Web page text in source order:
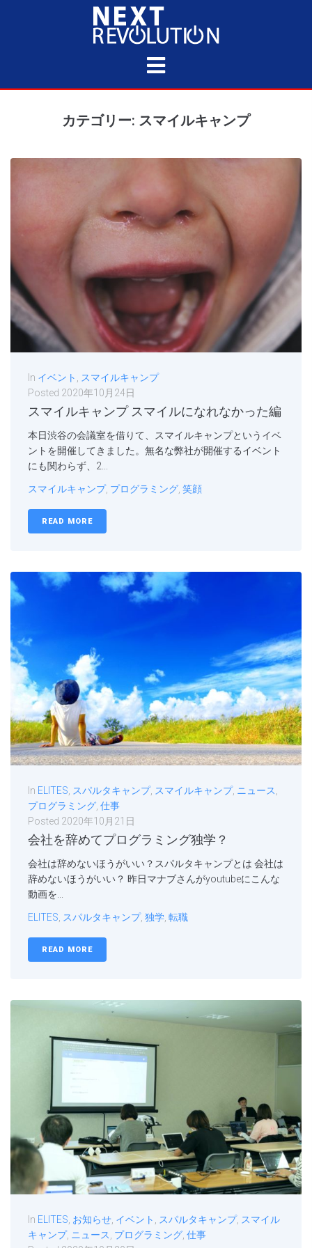
カテゴリー: スマイルキャンプ
In イベント
スマイルキャンプ
Posted 2020年10月24日
スマイルキャンプ スマイルになれなかった編
本日渋谷の会議室を借りて、スマイルキャンプというイベ
ントを開催してきました。無名な弊社が開催するイベント
にも関わらず、2...
スマイルキャンプ, プログラミング 笑顔
READ MORE
In ELITES, スパルタキャンプ, スマイルキャンプ, ニュース,
プログラミング, 仕事
Posted 2020年10月21日
会社を辞めてプログラミング独学？
会社は辞めないほうがいい？スパルタキャンプとは 会社は
辞めないほうがいい？ 昨日マナブさんがyoutubeにこんな
動画を...
ELITES, スパルタキャンプ, 独学, 転職
READ MORE
In ELITES お知らせ イベント スパルタキャンプ, スマイル
キャンプ, ニュース プログラミング 仕事